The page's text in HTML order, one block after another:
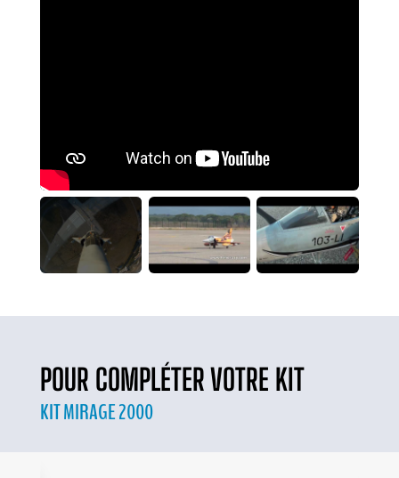
POUR COMPLÉTER VOTRE KIT
KIT MIRAGE 2000